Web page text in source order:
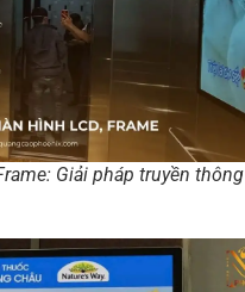
Giải pháp truyền thông